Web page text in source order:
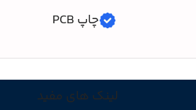
چاپ PCB
لینک های مفید